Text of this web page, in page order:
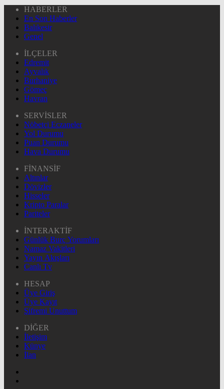
HABERLER
En Son Haberler
Balıkesir
Genel
İLÇELER
Edremit
Ayvalık
Burhaniye
Gömeç
Havran
SERVİSLER
Nöbetçi Eczaneler
Yol Durumu
Puan Durumu
Hava Durumu
FİNANSİF
Altınlar
Dövizler
Hisseler
Kripto Paralar
Pariteler
İNTERAKTİF
Günlük Burç Yorumları
Namaz Vakitleri
Yayın Akışları
Canlı Tv
HESAP
Üye Giriş
Üye Kayıt
Şifremi Unuttum
DİĞER
İletişim
Künye
İlan